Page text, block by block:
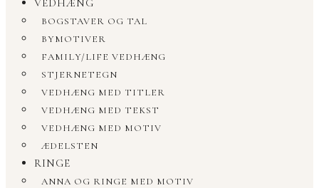
BOGSTAVER OG TAL
BYMOTIVER
FAMILY/LIFE VEDHÆNG
STJERNETEGN
VEDHÆNG MED TITLER
VEDHÆNG MED TEKST
VEDHÆNG MED MOTIV
ÆDELSTEN
RINGE
ANNA OG RINGE MED MOTIV